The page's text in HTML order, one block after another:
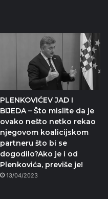
PLENKOVIĆEV JAD I
BIJEDA – Što mislite da je
ovako nešto netko rekao
njegovom koalicijskom
partneru što bi se
dogodilo?Ako je i od
Plenkovića, previše je!
13/04/2023